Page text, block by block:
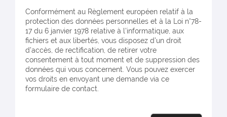
Conformément au Règlement européen relatif à la
protection des données personnelles et à la Loi n°78-
17 du 6 janvier 1978 relative à l'informatique, aux
fichiers et aux libertés, vous disposez d’un droit
d’accès, de rectification, de retirer votre
consentement à tout moment et de suppression des
données qui vous concernent. Vous pouvez exercer
vos droits en envoyant une demande via ce
formulaire de contact.